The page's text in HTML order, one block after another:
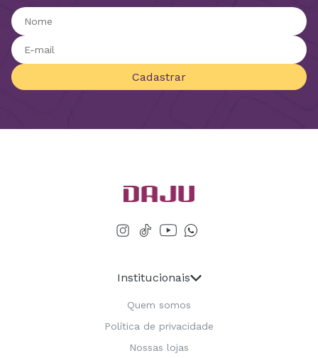
Cadastrar
Institucionais
Quem somos
Política de privacidade
Nossas lojas